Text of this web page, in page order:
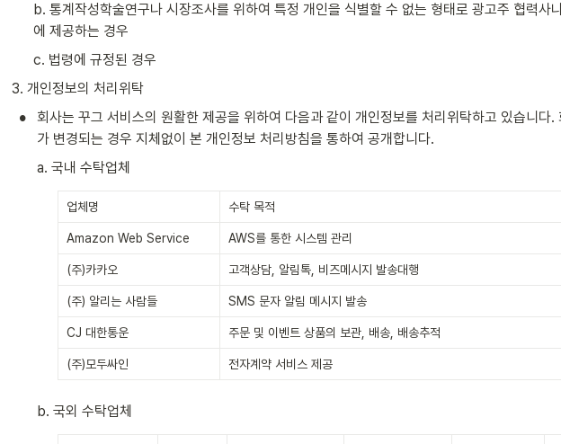
b. 통계작성학술연구나 시장조사를 위하여 특정 개인을 식별할 수 없는 형태로 광고주 협력사
에 제공하는 경우
c. 법령에 규정된 경우
3. 개인정보의 처리위탁
•
회사는 꾸그 서비스의 원활한 제공을 위하여 다음과 같이 개인정보를 처리위탁하고 있습니다.
가 변경되는 경우 지체없이 본 개인정보 처리방침을 통하여 공개합니다.
a. 국내 수탁업체
업체명 수탁 목적
Amazon Web Service AWS를 통한 시스템 관리
(주)카카오 고객상담, 알림톡, 비즈메시지 발송대행
(주) 알리는 사람들 SMS 문자 알림 메시지 발송
CJ 대한통운 주문 및 이벤트 상품의 보관, 배송, 배송추적
(주)모두싸인 전자계약 서비스 제공
b. 국외 수탁업체